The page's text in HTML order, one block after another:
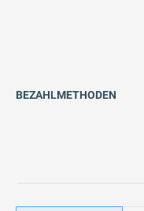
BEZAHLMETHODEN